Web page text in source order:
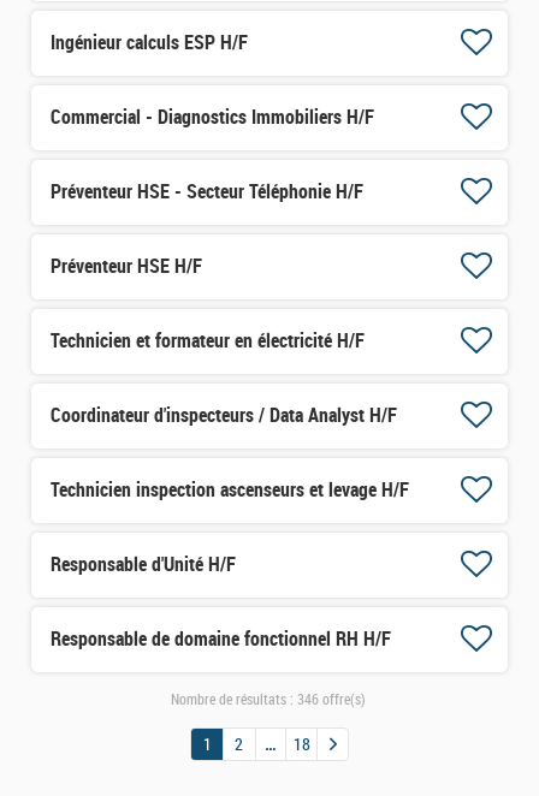
Ingénieur calculs ESP H/F
Commercial - Diagnostics Immobiliers H/F
Préventeur HSE - Secteur Téléphonie H/F
Préventeur HSE H/F
Technicien et formateur en électricité H/F
Coordinateur d'inspecteurs / Data Analyst H/F
Technicien inspection ascenseurs et levage H/F
Responsable d'Unité H/F
Responsable de domaine fonctionnel RH H/F
Nombre de résultats : 346 offre(s)
1 2 18